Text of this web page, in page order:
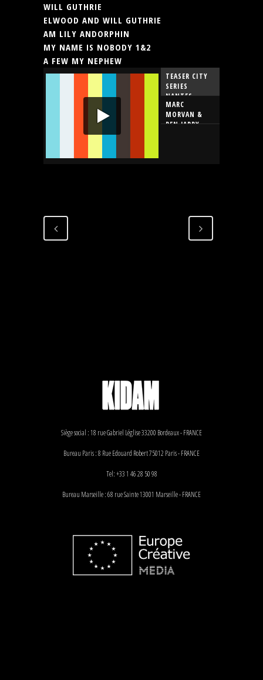
WILL GUTHRIE
ELWOOD AND WILL GUTHRIE
AM LILY ANDORPHIN
MY NAME IS NOBODY 1&2
A FEW MY NEPHEW
TEASER CITY
SERIES
NANTES
MARC
MORVAN &
BEN JARRY
Siège social : 18 rue Gabriel Léglise 33200 Bordeaux - FRANCE
Bureau Paris : 8 Rue Edouard Robert 75012 Paris - FRANCE
Tel: +33 1 46 28 50 98
Bureau Marseille : 68 rue Sainte 13001 Marseille - FRANCE